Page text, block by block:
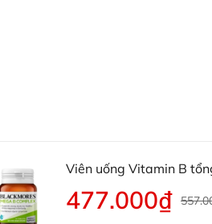
Viên uống Vitamin B
477.000₫